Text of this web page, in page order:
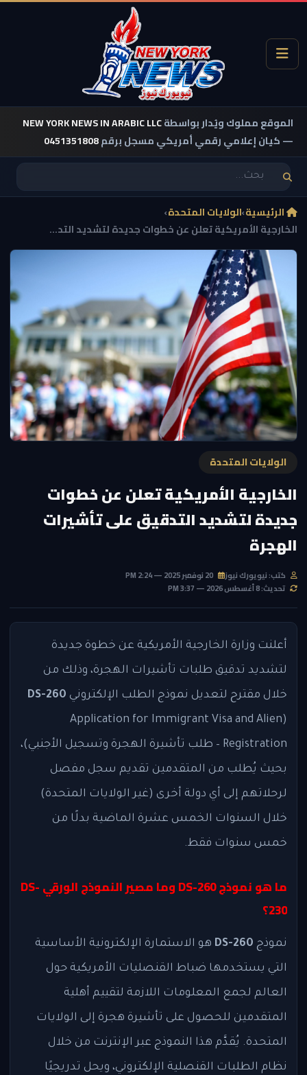
الموقع مملوك ويُدار بواسطةNEW YORK NEWS IN ARABIC LLC
— كيان إعلامي رقمي أمريكي مسجل برقم0451351808
الرئيسية›الولايات المتحدة›
الخارجية الأمريكية تعلن عن خطوات جديدة لتشديد التد...
الولايات المتحدة
الخارجية الأمريكية تعلن عن خطوات
جديدة لتشديد التدقيق على تأشيرات
الهجرة
كتب: نيويورك نيوز
تحديث: 8 أغسطس 2026 — 3:37 PM
أعلنت وزارة الخارجية الأمريكية عن خطوة جديدة
لتشديد تدقيق طلبات تأشيرات الهجرة، وذلك من
خلال مقترح لتعديل نموذج الطلب الإلكتروني DS-260
(Application for Immigrant Visa and Alien
Registration – طلب تأشيرة الهجرة وتسجيل الأجنبي)،
بحيث يُطلب من المتقدمين تقديم سجل مفصل
لرحلاتهم إلى أي دولة أخرى (غير الولايات المتحدة)
خلال السنوات الخمس عشرة الماضية بدلًا من
خمس سنوات فقط.
ما هو نموذج DS-260 وما مصير النموذج الورقي DS-
230؟
نموذج DS-260 هو الاستمارة الإلكترونية الأساسية
التي يستخدمها ضباط القنصليات الأمريكية حول
العالم لجمع المعلومات اللازمة لتقييم أهلية
المتقدمين للحصول على تأشيرة هجرة إلى الولايات
المتحدة. يُقدَّم هذا النموذج عبر الإنترنت من خلال
نظام الطلبات القنصلية الإلكتروني، ويحل تدريجيًا